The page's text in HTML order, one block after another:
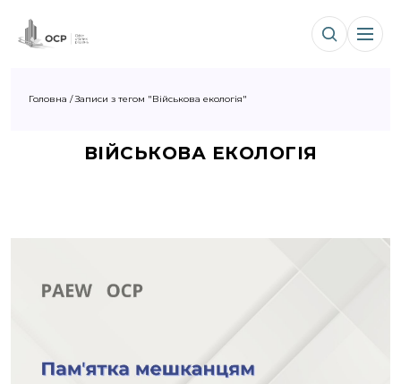
Головна /Записи з тегом "Військова екологія"
ВІЙСЬКОВА ЕКОЛОГІЯ